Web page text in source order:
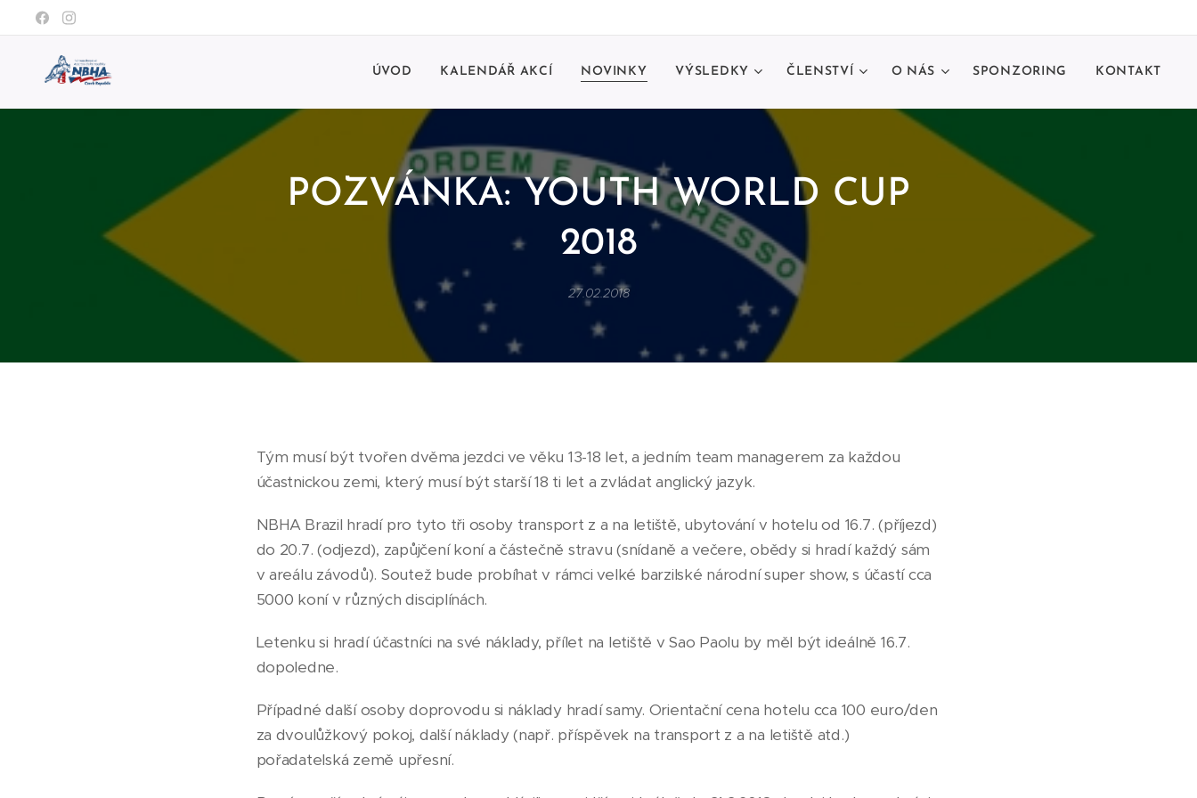
ÚVOD KALENDÁŘ AKCÍ NOVINKY VÝSLEDKY ČLENSTVÍ O NÁS SPONZORING KONTAKT
POZVÁNKA: YOUTH WORLD CUP
2018
27.02.2018
Tým musí být tvořen dvěma jezdci ve věku 13-18 let, a jedním team managerem za každou
účastnickou zemi, který musí být starší 18 ti let a zvládat anglický jazyk.
NBHA Brazil hradí pro tyto tři osoby transport z a na letiště, ubytování v hotelu od 16.7. (příjezd)
do 20.7. (odjezd), zapůjčení koní a částečně stravu (snídaně a večere, obědy si hradí každý sám
v areálu závodů). Soutež bude probíhat v rámci velké barzilské národní super show, s účastí cca
5000 koní v různých disciplínách.
Letenku si hradí účastníci na své náklady, přílet na letiště v Sao Paolu by měl být ideálně 16.7.
dopoledne.
Případné další osoby doprovodu si náklady hradí samy. Orientační cena hotelu cca 100 euro/den
za dvoulůžkový pokoj, další náklady (např. příspěvek na transport z a na letiště atd.)
pořadatelská země upřesní.